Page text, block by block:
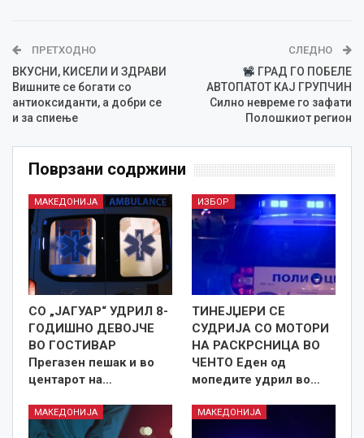
ПРЕТХОДНО
ВКУСНИ, КИСЕЛИ И ЗДРАВИ
Вишните се богати со
антиоксиданти, а добри се
и за спиење
СЛЕДНО
ГРАД ГО ПОБЕЛЕ
АВТОПАТОТ КАЈ ГРУПЧИН
Силно невреме го зафати
Полошкиот регион
Поврзани содржини
МАКЕДОНИЈА
СО „ЈАГУАР“ УДРИЛ 8-
ГОДИШНО ДЕВОЈЧЕ
ВО ГОСТИВАР
Прегазен пешак и во
центарот на…
ИЗБОР
ТИНЕЈЏЕРИ СЕ
СУДРИЈА СО МОТОРИ
НА РАСКРСНИЦА ВО
ЧЕНТО Еден од
мопедите удрил во…
МАКЕДОНИЈА МАКЕДОНИЈА